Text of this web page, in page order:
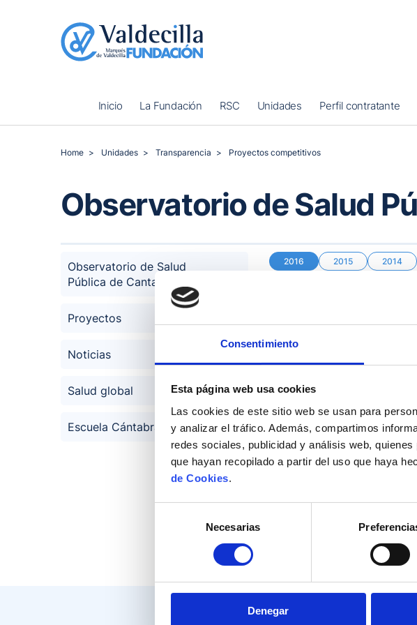
Consentimiento
Esta página web usa cookies
Las cookies de este sitio web se usan para
y analizar el tráfico. Además, compartimos
redes sociales, publicidad y análisis web,
que hayan recopilado a partir del uso que haya
de Cookies.
consentimiento
Necesarias
Denegar
Inicio La Fundación RSC Unidades Perfil contratante
Home Unidades Transparencia Proyectos competitivos
Observatorio de Salud
Observatorio de Salud
Pública de Cantabria
Proyectos
Noticias
Salud global
Escuela Cántabra de Salud
2016 2015 2014